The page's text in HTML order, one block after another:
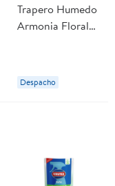
Trapero Humedo
Armonia Floral
Despacho